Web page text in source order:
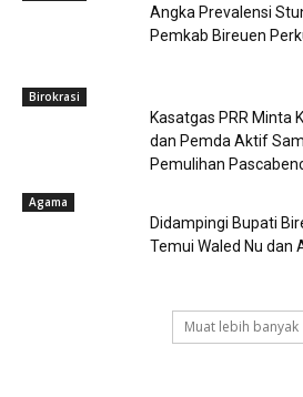
Angka Prevalensi
Pemkab Bireuen
Birokrasi
Kasatgas PRR Minta
dan Pemda Aktif
Pemulihan
Agama
Didampingi Bupati
Temui Waled Nu dan
Muat lebih banyak